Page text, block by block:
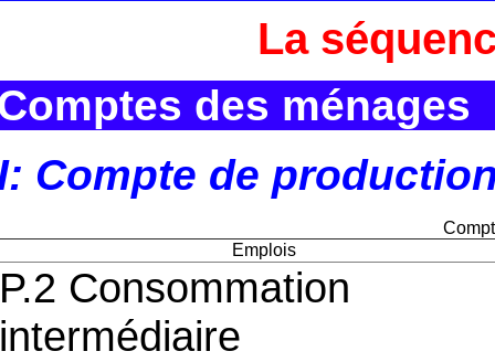
La
des ménages
Compte de
Emplois
P.2 Consommation
intermédiaire